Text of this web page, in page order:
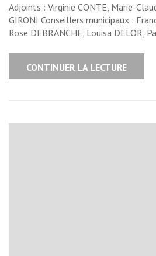
Adjoints : Virginie CONTE, Marie-
GIRONI Conseillers municipaux :
Rose DEBRANCHE, Louisa DELOR,
CONTINUER LA LECTURE